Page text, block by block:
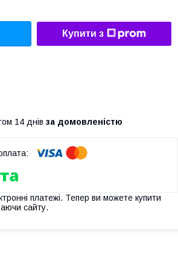
Купити з
14 днів за домовленістю
платежі. Тепер ви можете купити
сайту.